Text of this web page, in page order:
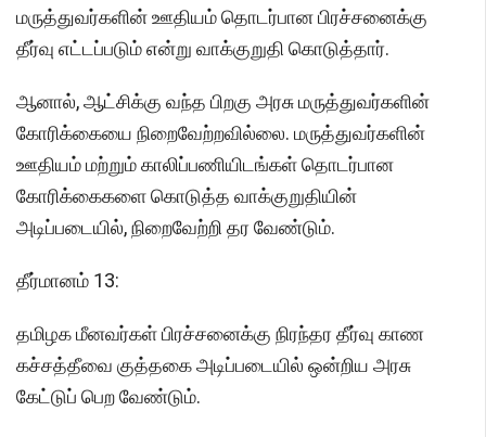
மருத்துவர்களின் ஊதியம் தொடர்பான பிரச்சனைக்கு
தீர்வு எட்டப்படும் என்று வாக்குறுதி கொடுத்தார்.
ஆனால், ஆட்சிக்கு வந்த பிறகு அரசு மருத்துவர்களின்
கோரிக்கையை நிறைவேற்றவில்லை. மருத்துவர்களின்
ஊதியம் மற்றும் காலிப்பணியிடங்கள் தொடர்பான
கோரிக்கைகளை கொடுத்த வாக்குறுதியின்
அடிப்படையில், நிறைவேற்றி தர வேண்டும்.
தீர்மானம் 13:
தமிழக மீனவர்கள் பிரச்சனைக்கு நிரந்தர தீர்வு காண
கச்சத்தீவை குத்தகை அடிப்படையில் ஒன்றிய அரசு
கேட்டுப் பெற வேண்டும்.